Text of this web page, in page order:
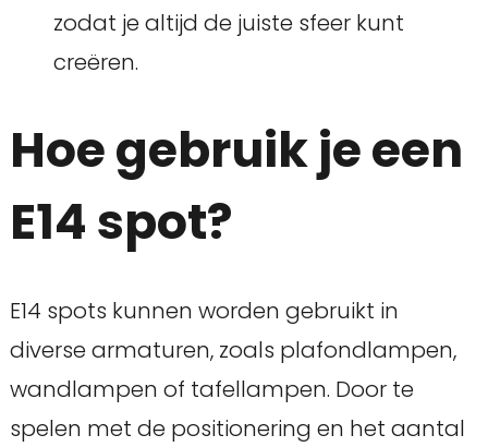
zodat je altijd de juiste sfeer kunt
creëren.
Hoe gebruik je een
E14 spot?
E14 spots kunnen worden gebruikt in
diverse armaturen, zoals plafondlampen,
wandlampen of tafellampen. Door te
spelen met de positionering en het aantal